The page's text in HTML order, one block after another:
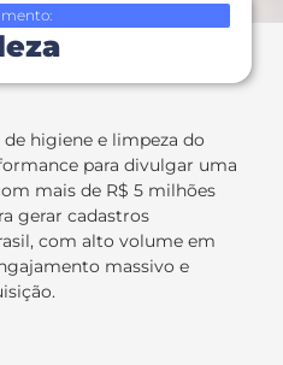
higiene e limpeza do
para divulgar uma
mais de R$ 5 milhões
gerar cadastros
com alto volume em
massivo e